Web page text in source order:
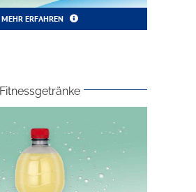
MEHR ERFAHREN
Fitnessgetränke